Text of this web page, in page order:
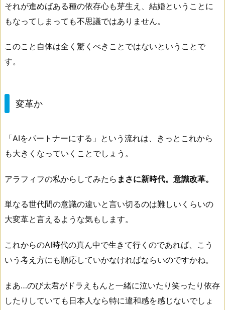
それが進めばある種の依存心も芽生え、結婚ということに
もなってしまっても不思議ではありません。
このこと自体は全く驚くべきことではないということで
す。
変革か
「AIをパートナーにする」という流れは、きっとこれから
も大きくなっていくことでしょう。
アラフィフの私からしてみたら まさに新時代。意識改革。
単なる世代間の意識の違いと言い切るのは難しいくらいの
大変革と言えるような気もします。
これからのAI時代の真ん中で生きて行くのであれば、こう
いう考え方にも順応していかなければならいのですかね。
まあ…のび太君がドラえもんと一緒に泣いたり笑ったり依存
したりしていても日本人なら特に違和感を感じないでしょ